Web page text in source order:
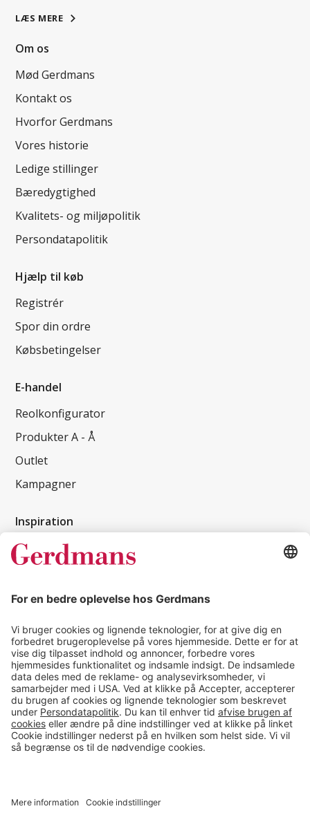
LÆS MERE
Om os
Mød Gerdmans
Kontakt os
Hvorfor Gerdmans
Vores historie
Ledige stillinger
Bæredygtighed
Kvalitets- og miljøpolitik
Persondatapolitik
Hjælp til køb
Registrér
Spor din ordre
Købsbetingelser
E-handel
Reolkonfigurator
Produkter A - Å
Outlet
Kampagner
Inspiration
Kundereferencer
Tips & guides
Kontakt
salg@gerdmans.dk
49 18 07 07
Salgsafdeling åbningstider
08.00-16.00
© 2026 Gerdmans Kontor- & Lagerudstyr A/S Alle priser er ekskl.